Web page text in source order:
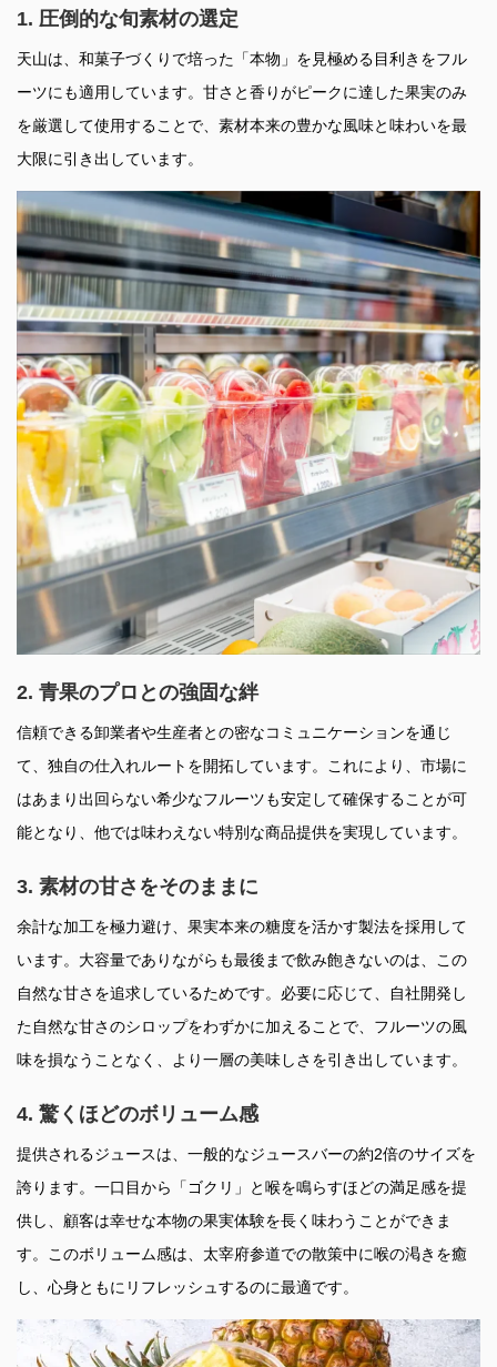
1. 圧倒的な旬素材の選定
天山は、和菓子づくりで培った「本物」を見極める目利きをフル
ーツにも適用しています。甘さと香りがピークに達した果実のみ
を厳選して使用することで、素材本来の豊かな風味と味わいを最
大限に引き出しています。
2. 青果のプロとの強固な絆
信頼できる卸業者や生産者との密なコミュニケーションを通じ
て、独自の仕入れルートを開拓しています。これにより、市場に
はあまり出回らない希少なフルーツも安定して確保することが可
能となり、他では味わえない特別な商品提供を実現しています。
3. 素材の甘さをそのままに
余計な加工を極力避け、果実本来の糖度を活かす製法を採用して
います。大容量でありながらも最後まで飲み飽きないのは、この
自然な甘さを追求しているためです。必要に応じて、自社開発し
た自然な甘さのシロップをわずかに加えることで、フルーツの風
味を損なうことなく、より一層の美味しさを引き出しています。
4. 驚くほどのボリューム感
提供されるジュースは、一般的なジュースバーの約2倍のサイズを
誇ります。一口目から「ゴクリ」と喉を鳴らすほどの満足感を提
供し、顧客は幸せな本物の果実体験を長く味わうことができま
す。このボリューム感は、太宰府参道での散策中に喉の渇きを癒
し、心身ともにリフレッシュするのに最適です。